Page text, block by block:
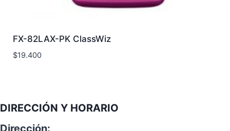
FX-82LAX-PK ClassWiz
$19.400
DIRECCIÓN Y HORARIO
Dirección: